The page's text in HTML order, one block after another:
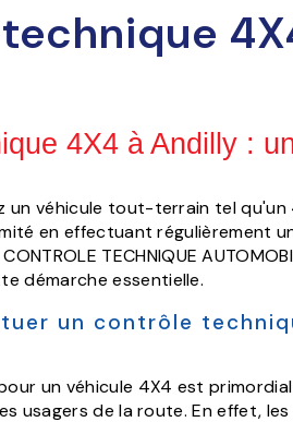
4X4 à Andilly :
un véhicule tout-terrain tel qu'un
en effectuant régulièrement
TECHNIQUE
démarche essentielle.
un contrôle
un véhicule 4X4 est
usagers de la route. En effet,